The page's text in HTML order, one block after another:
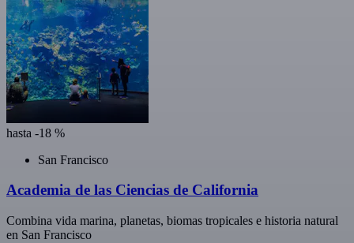
hasta -18 %
San Francisco
Academia de las Ciencias de California
Combina vida marina, planetas, biomas tropicales e historia natural
en San Francisco